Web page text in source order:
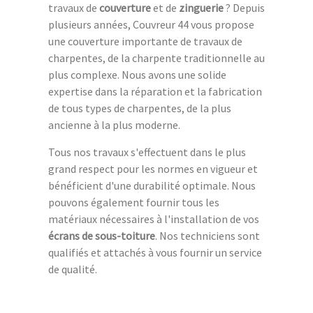
travaux de couvertureet de zinguerie? Depuis
plusieurs années, Couvreur 44 vous propose
une couverture importante de travaux de
charpentes, de la charpente traditionnelle au
plus complexe. Nous avons une solide
expertise dans la réparation et la fabrication
de tous types de charpentes, de la plus
ancienne à la plus moderne.
Tous nos travaux s'effectuent dans le plus
grand respect pour les normes en vigueur et
bénéficient d'une durabilité optimale. Nous
pouvons également fournir tous les
matériaux nécessaires à l'installation de vos
écrans de sous-toiture. Nos techniciens sont
qualifiés et attachés à vous fournir un service
de qualité.